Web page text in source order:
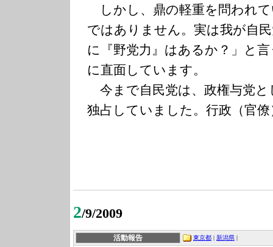
しかし、鼎の軽重を問われ
ではありません。実は我が自
に『野党力』はあるか？」と
に直面しています。
今まで自民党は、政権与党と
独占していました。行政（官
2/9/2009
活動報告 東京都 | 新潟県 |